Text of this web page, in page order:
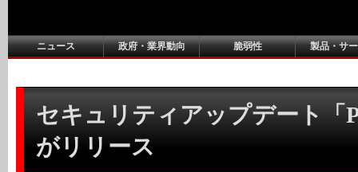
ニュース 政府・業界動向 脆弱性 製品・サ
セキュリティアップデート「
がリリース